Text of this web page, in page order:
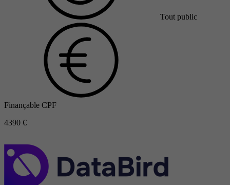
Tout public
Finançable CPF
4390 €